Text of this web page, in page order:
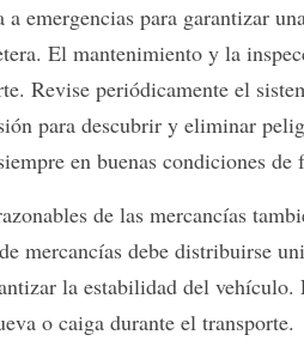
a emergencias para garantizar
El mantenimiento y la
Revise periódicamente el
para descubrir y eliminar
en buenas condiciones de
de las mercancías
mercancías debe distribuirse
la estabilidad del
o caiga durante el transporte.